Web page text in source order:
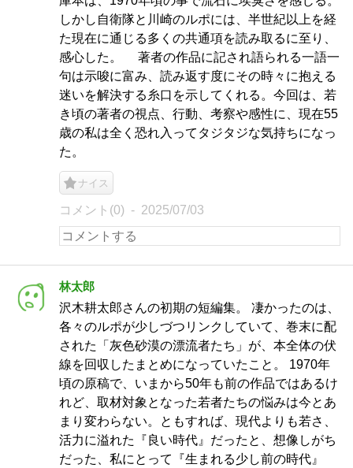
しかし自衛隊と川崎のルポには、半世紀以上を経
た現在に通じる多くの共通項を読み取るに至り、
感心した。 著者の作品に記され語られる一語一
句は示唆に富み、読み返す度にその時々に抱える
迷いを解決する糸口を示してくれる。今回は、若
き頃の著者の視点、行動、考察や感性に、現在55
歳の私は全く恐れ入ってタジタジな気持ちになっ
た。
ナイス
コメント(0) 2025/07/03
林太郎
沢木耕太郎さんの初期の短編集。 凄かったのは、
各々のルポが少しづつリンクしていて、巻末に配
された「灰色砂漠の漂流者たち」が、本全体の伏
線を回収したまとめになっていたこと。 1970年
頃の原稿で、いまから50年も前の作品ではあるけ
れど、取材対象となった若者たちの悩みは今とあ
まり変わらない。ともすれば、現代よりも若さ、
活力に溢れた『良い時代』だったと、想像しがち
だった、私にとって『生まれる少し前の時代』